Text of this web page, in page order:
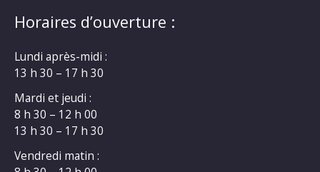
Horaires d’ouverture :
Lundi après-midi :
13 h 30 – 17 h 30
Mardi et jeudi :
8 h 30 – 12 h 00
13 h 30 – 17 h 30
Vendredi matin :